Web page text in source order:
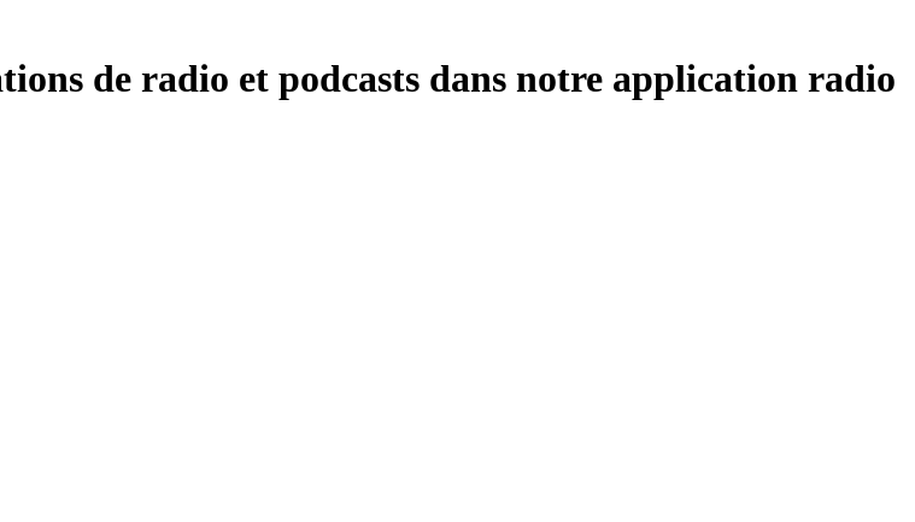
de radio et podcasts dans notre application radio